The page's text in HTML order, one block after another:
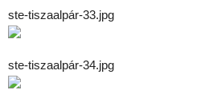
ste-tiszaalpár-33.jpg
ste-tiszaalpár-34.jpg